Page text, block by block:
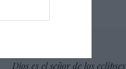
Dios es el señor de los eclipses